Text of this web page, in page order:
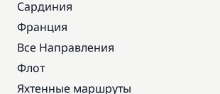
Сардиния
Франция
Все Направления
Флот
Яхтенные маршруты